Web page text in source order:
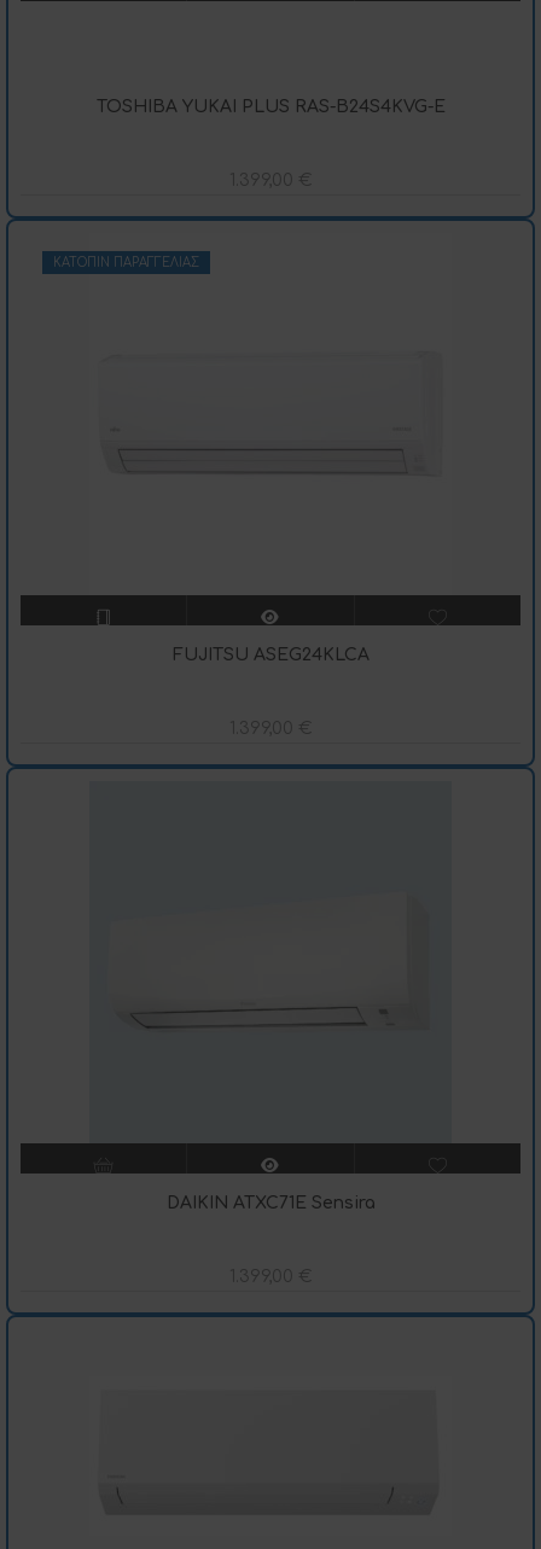
TOSHIBA YUKAI PLUS RAS-B24S4KVG-E
1.399,00 €
ΚΑΤΌΠΙΝ ΠΑΡΑΓΓΕΛΊΑΣ
FUJITSU ASEG24KLCA
1.399,00 €
DAIKIN ATXC71E Sensira
1.399,00 €